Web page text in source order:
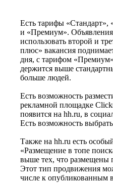
Есть тарифы «Стандарт»,
и «Премиум». Объявления
использовать второй и
плюс» вакансия
дня, с тарифом
держится выше
больше людей.
Есть возможность
рекламной площадке
появится на hh.ru, в
Есть возможность
Также на hh.ru есть
«Размещение в топе
выше тех, что размещены
Этот тип продвижения
числе к опубликованным